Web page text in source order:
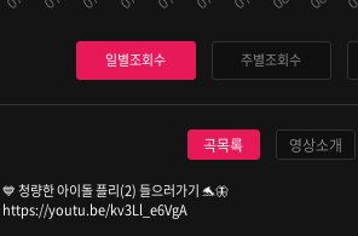
일별조회수 주별조회수
곡목록 영상소개
💙 청량한 아이돌 플리(2) 들으러가기 🐬🦋
https://youtu.be/kv3Ll_e6VgA